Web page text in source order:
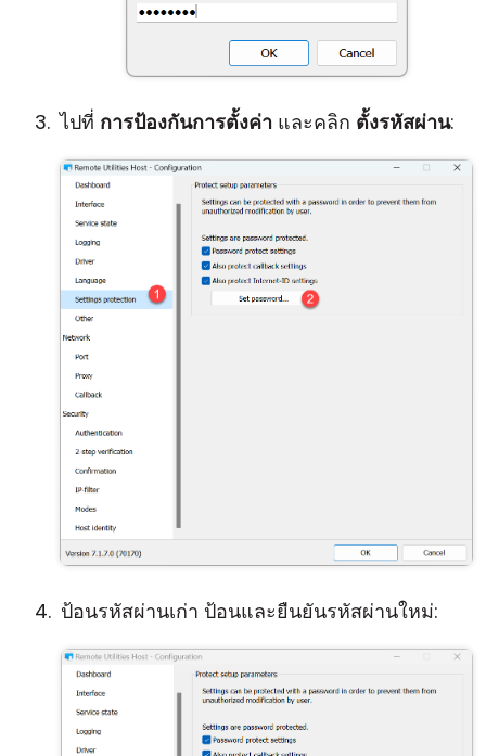
ไปที่ การป้องกันการตั้งค่า และคลิก ตั้งรหัสผ่าน:
ป้อนรหัสผ่านเก่า ป้อนและยืนยันรหัสผ่านใหม่: